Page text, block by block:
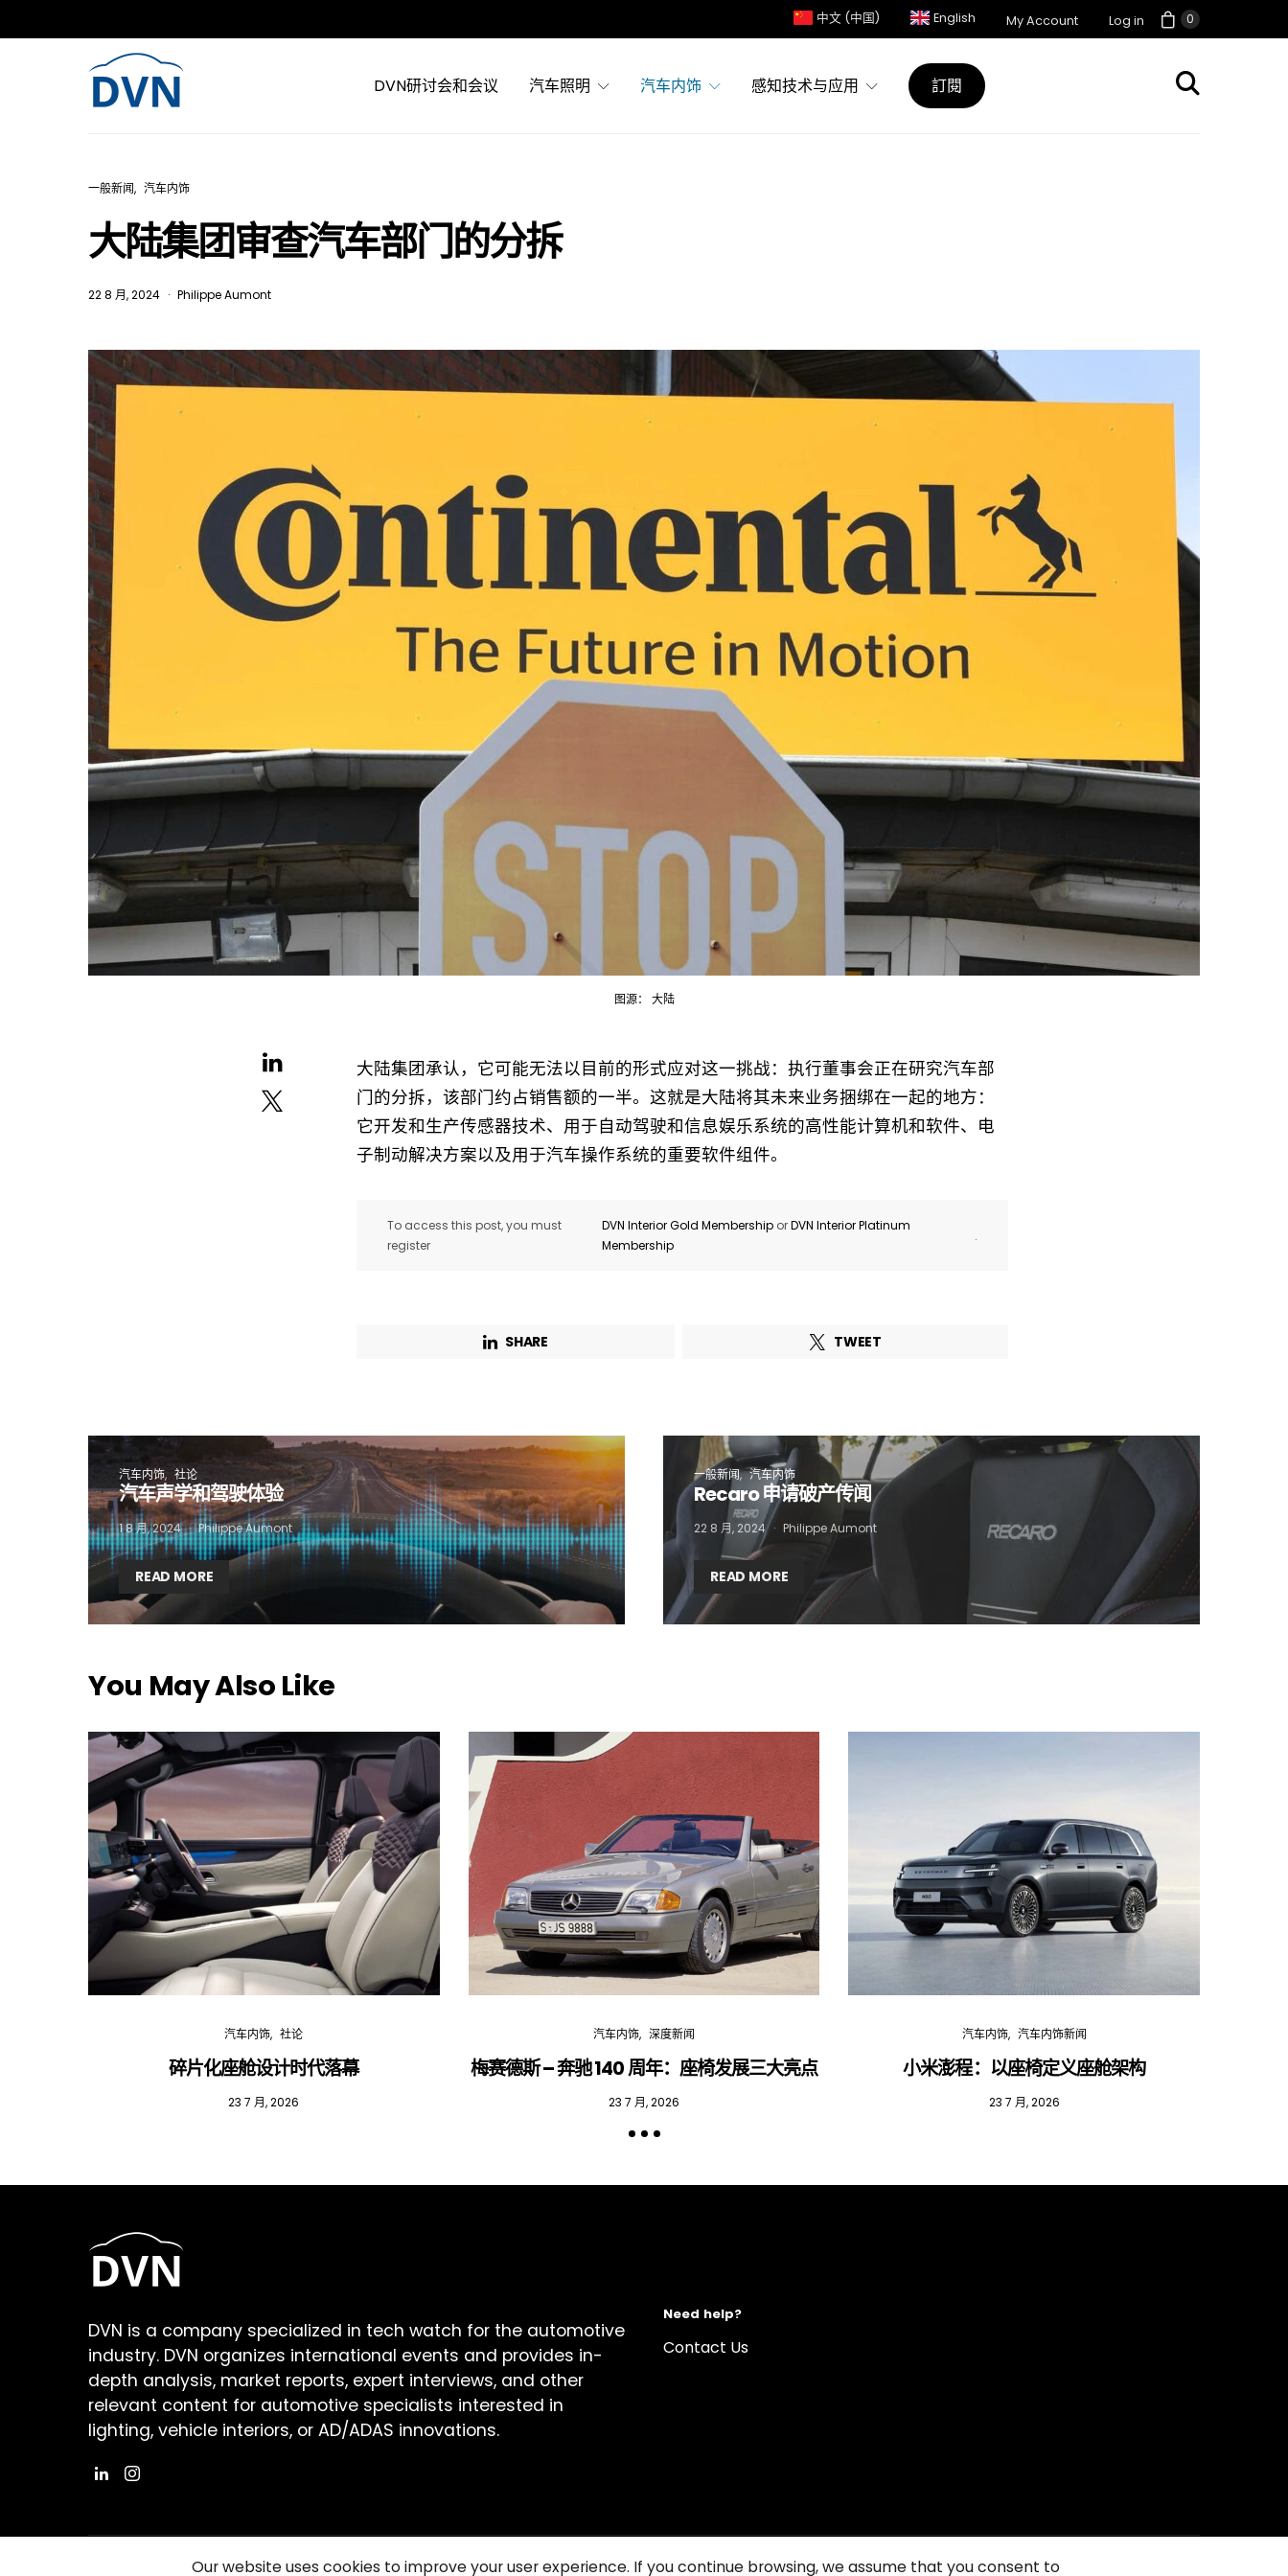
0
中文 (中国) English My Account Log in
DVN研讨会和会议 汽车照明 汽车内饰 感知技术与应用 訂閱
一般新闻 汽车内饰
大陆集团审查汽车部门的分拆
22 8 月, 2024 Philippe Aumont
图源： 大陆
大陆集团承认，它可能无法以目前的形式应对这一挑战：执行董事会正在研究汽车部
门的分拆，该部门约占销售额的一半。这就是大陆将其未来业务捆绑在一起的地方：
它开发和生产传感器技术、用于自动驾驶和信息娱乐系统的高性能计算机和软件、电
子制动解决方案以及用于汽车操作系统的重要软件组件。
To access this post, you must
register
DVN Interior Gold MembershiporDVN Interior Platinum
Membership
.
SHARE TWEET
汽车内饰 社论
汽车声学和驾驶体验
1 8 月, 2024 Philippe Aumont
READ MORE
一般新闻 汽车内饰
Recaro 申请破产传闻
22 8 月, 2024 Philippe Aumont
READ MORE
You May Also Like
汽车内饰 社论
碎片化座舱设计时代落幕
23 7 月, 2026
汽车内饰 深度新闻
梅赛德斯 – 奔驰 140 周年：座椅发展三大亮点
23 7 月, 2026
汽车内饰 汽车内饰新闻
小米澎程：以座椅定义座舱架构
23 7 月, 2026
DVN is a company specialized in tech watch for the automotive
industry. DVN organizes international events and provides in-
depth analysis, market reports, expert interviews, and other
relevant content for automotive specialists interested in
lighting, vehicle interiors, or AD/ADAS innovations.
Need help?
Contact Us
Our website uses cookies to improve your user experience. If you continue browsing, we assume that you consent to
Receive DVN newsletter headlines for
free now!
First name* Last name*
Company* Country*
Interior weekly newsletter
bi-monthly Sensing & Applications newsletter
By selecting this box, you agree to our terms of useand consent to the
storage of the submitted data.